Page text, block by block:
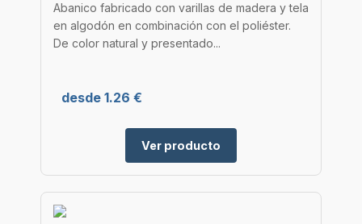
Abanico fabricado con varillas de madera y tela
en algodón en combinación con el poliéster.
De color natural y presentado...
desde 1.26 €
Ver producto